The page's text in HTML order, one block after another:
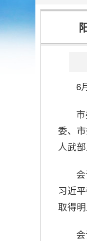
6
委、
人武
习近
取得明